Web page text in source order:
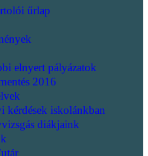
űrlap
elnyert pályázatok
2016
kérdések iskolánkban
diákjaink